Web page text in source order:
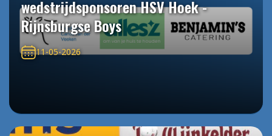
wedstrijdsponsoren HSV Hoek -
Rijnsburgse Boys
11-05-2026